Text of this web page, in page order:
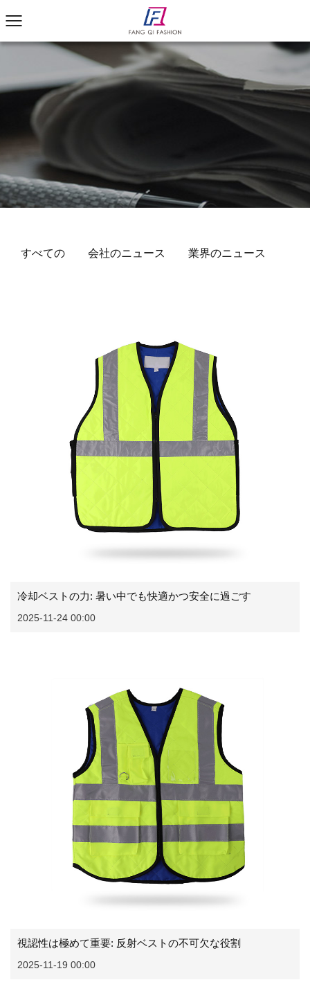
すべての 会社のニュース 業界のニュース
冷却ベストの力: 暑い中でも快適かつ安全に過ごす
2025-11-24 00:00
視認性は極めて重要: 反射ベストの不可欠な役割
2025-11-19 00:00